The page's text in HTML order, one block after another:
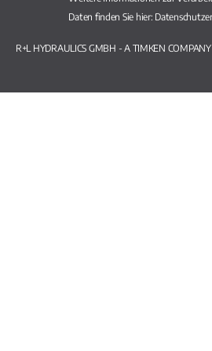
Daten finden Sie hier:
R+L HYDRAULICS GMBH - A TIMKEN COMPANY